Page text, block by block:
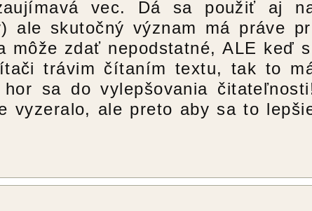
vec. Dá sa použiť aj
ale skutočný význam má práve
môže zdať nepodstatné, ALE keď
trávim čítaním textu, tak to
sa do vylepšovania
vyzeralo, ale preto aby sa to